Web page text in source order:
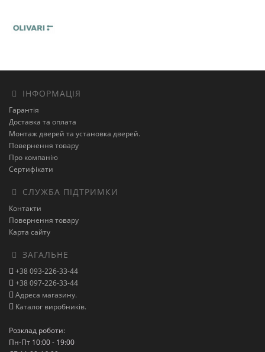
ІНФОРМАЦІЯ
Гарантія
Доставка та оплата
Монтаж дверей та установка дверей.
Повернення товару
Про компанію
Сертифікати
СЛУЖБА ПІДТРИМКИ
Контакти
Повернення товару
Карта сайту
ЗАГАЛЬНЕ
+38 093-226-33-44
+38 097-226-33-44
Адреса магазину.
Каталог виробників.
Розклад роботи:
Пн-Пт 10:00 - 19:00